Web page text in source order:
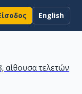
English
αίθουσα τελετών